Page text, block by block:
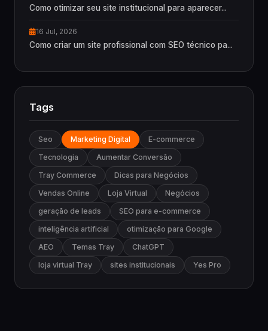
Como otimizar seu site institucional para aparecer...
16 Jul, 2026
Como criar um site profissional com SEO técnico pa...
Tags
Seo Marketing Digital
E-commerce
Tecnologia
Aumentar Conversão
Tray Commerce
Dicas para Negócios
Vendas Online
Loja Virtual
Negócios
geração de leads
SEO para e-commerce
inteligência artificial
otimização para Google
AEO
Temas Tray
ChatGPT
loja virtual Tray
sites institucionais Yes Pro